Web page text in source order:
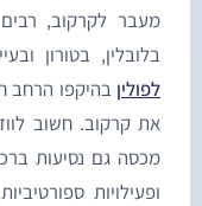
לקרקוב, רבים
בטורון ובעיירות
בהיקפו הרחב חייב
קרקוב. חשוב לוודא
גם נסיעות ברכב
ספורטיביות